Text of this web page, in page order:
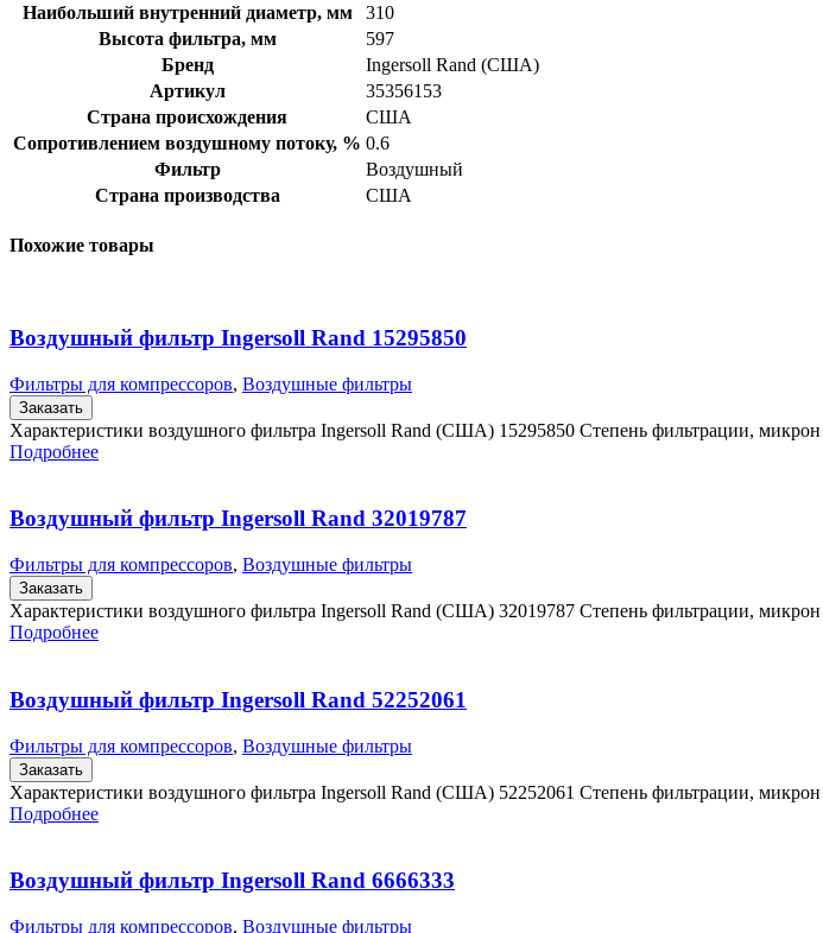
Наибольший внутренний диаметр, мм
310
Высота фильтра, мм
597
Бренд
Ingersoll Rand (США)
Артикул
35356153
Страна происхождения
США
Сопротивлением воздушному потоку, % 0.6
Фильтр
Воздушный
Страна производства
США
Похожие товары
Воздушный фильтр Ingersoll Rand 15295850
Фильтры для компрессоров, Воздушные фильтры
Заказать
Характеристики воздушного фильтра Ingersoll Rand (США) 15295850 Степень фильтрации,
Подробнее
Воздушный фильтр Ingersoll Rand 32019787
Фильтры для компрессоров, Воздушные фильтры
Заказать
Характеристики воздушного фильтра Ingersoll Rand (США) 32019787 Степень фильтрации,
Подробнее
Воздушный фильтр Ingersoll Rand 52252061
Фильтры для компрессоров, Воздушные фильтры
Заказать
Характеристики воздушного фильтра Ingersoll Rand (США) 52252061 Степень фильтрации,
Подробнее
Воздушный фильтр Ingersoll Rand 6666333
Фильтры для компрессоров, Воздушные фильтры